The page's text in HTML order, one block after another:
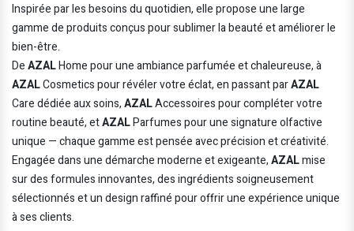
Inspirée par les besoins du quotidien, elle propose une large
gamme de produits conçus pour sublimer la beauté et améliorer le
bien-être.
DeAZALHome pour une ambiance parfumée et chaleureuse, à
AZALCosmetics pour révéler votre éclat, en passant parAZAL
Care dédiée aux soins,AZALAccessoires pour compléter votre
routine beauté, etAZALParfumes pour une signature olfactive
unique — chaque gamme est pensée avec précision et créativité.
Engagée dans une démarche moderne et exigeante,AZALmise
sur des formules innovantes, des ingrédients soigneusement
sélectionnés et un design raffiné pour offrir une expérience unique
à ses clients.